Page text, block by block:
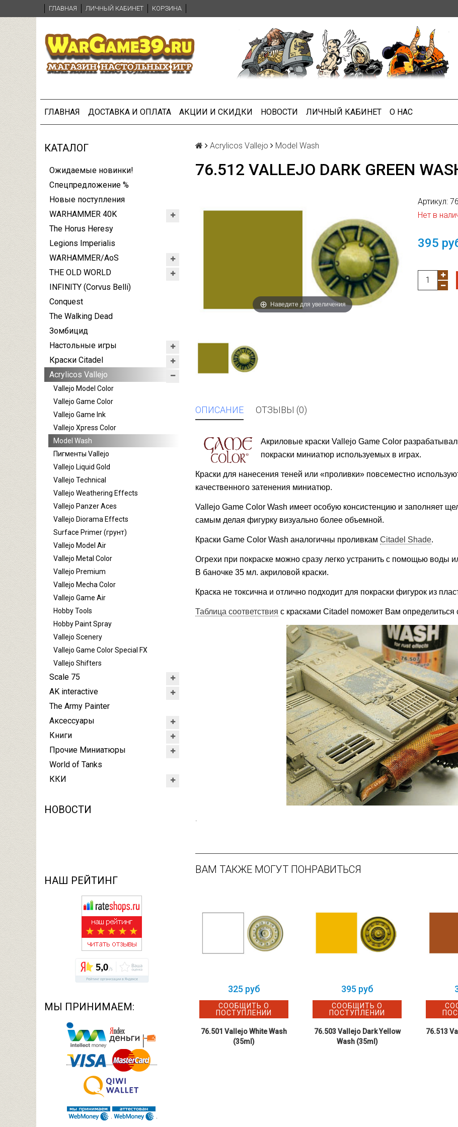
ГЛАВНАЯ ЛИЧНЫЙ КАБИНЕТ КОРЗИНА
ГЛАВНАЯ ДОСТАВКА И ОПЛАТА АКЦИИ И СКИДКИ НОВОСТИ ЛИЧНЫЙ КАБИНЕТ О НАС
КАТАЛОГ
Ожидаемые новинки!
Спецпредложение %
Новые поступления
WARHAMMER 40K
The Horus Heresy
Legions Imperialis
WARHAMMER/AoS
THE OLD WORLD
INFINITY (Corvus Belli)
Conquest
The Walking Dead
Зомбицид
Настольные игры
Краски Citadel
Acrylicos Vallejo
Vallejo Model Color
Vallejo Game Color
Vallejo Game Ink
Vallejo Xpress Color
Model Wash
Пигменты Vallejo
Vallejo Liquid Gold
Vallejo Technical
Vallejo Weathering Effects
Vallejo Panzer Aces
Vallejo Diorama Effects
Surface Primer (грунт)
Vallejo Model Air
Vallejo Metal Color
Vallejo Premium
Vallejo Mecha Color
Vallejo Game Air
Hobby Tools
Hobby Paint Spray
Vallejo Scenery
Vallejo Game Color Special FX
Vallejo Shifters
Scale 75
AK interactive
The Army Painter
Аксессуары
Книги
Прочие Миниатюры
World of Tanks
ККИ
НОВОСТИ
НАШ РЕЙТИНГ
МЫ ПРИНИМАЕМ:
Acrylicos Vallejo Model Wash
76.512 VALLEJO DARK GREEN
Наведите для увеличения
Артикул:
Нет в
395
ОПИСАНИЕ ОТЗЫВЫ (0)
Акриловые краски Vallejo Game Color
покраски миниатюр используемых в играх.
Краски для нанесения теней или «проливки» повсеместно
качественного затенения миниатюр.
Vallejo Game Color Wash имеет особую консистенцию и заполняет
самым делая фигурку визуально более объемной.
Краски Game Color Wash аналогичны проливкам Citadel Shade.
Огрехи при покраске можно сразу легко устранить с помощью воды
В баночке 35 мл. акриловой краски.
Краска не токсична и отлично подходит для покраски фигурок из
Таблица соответствия с красками Citadel поможет Вам определиться
.
ВАМ ТАКЖЕ МОГУТ ПОНРАВИТЬСЯ
325 руб
СООБЩИТЬ О
ПОСТУПЛЕНИИ
76.501 Vallejo White Wash
(35ml)
395 руб
СООБЩИТЬ О
ПОСТУПЛЕНИИ
76.503 Vallejo Dark Yellow
Wash (35ml)
76.513